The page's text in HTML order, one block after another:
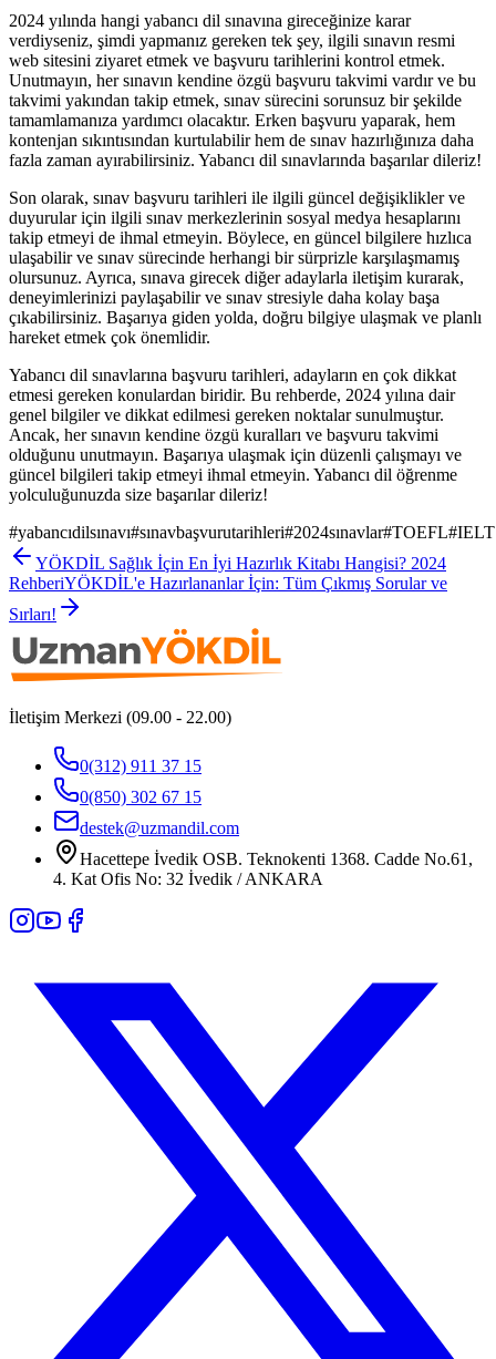
2024 yılında hangi yabancı dil sınavına gireceğinize karar
verdiyseniz, şimdi yapmanız gereken tek şey, ilgili sınavın resmi
web sitesini ziyaret etmek ve başvuru tarihlerini kontrol etmek.
Unutmayın, her sınavın kendine özgü başvuru takvimi vardır ve bu
takvimi yakından takip etmek, sınav sürecini sorunsuz bir şekilde
tamamlamanıza yardımcı olacaktır. Erken başvuru yaparak, hem
kontenjan sıkıntısından kurtulabilir hem de sınav hazırlığınıza daha
fazla zaman ayırabilirsiniz. Yabancı dil sınavlarında başarılar dileriz!
Son olarak, sınav başvuru tarihleri ile ilgili güncel değişiklikler ve
duyurular için ilgili sınav merkezlerinin sosyal medya hesaplarını
takip etmeyi de ihmal etmeyin. Böylece, en güncel bilgilere hızlıca
ulaşabilir ve sınav sürecinde herhangi bir sürprizle karşılaşmamış
olursunuz. Ayrıca, sınava girecek diğer adaylarla iletişim kurarak,
deneyimlerinizi paylaşabilir ve sınav stresiyle daha kolay başa
çıkabilirsiniz. Başarıya giden yolda, doğru bilgiye ulaşmak ve planlı
hareket etmek çok önemlidir.
Yabancı dil sınavlarına başvuru tarihleri, adayların en çok dikkat
etmesi gereken konulardan biridir. Bu rehberde, 2024 yılına dair
genel bilgiler ve dikkat edilmesi gereken noktalar sunulmuştur.
Ancak, her sınavın kendine özgü kuralları ve başvuru takvimi
olduğunu unutmayın. Başarıya ulaşmak için düzenli çalışmayı ve
güncel bilgileri takip etmeyi ihmal etmeyin. Yabancı dil öğrenme
yolculuğunuzda size başarılar dileriz!
#yabancıdilsınavı#sınavbaşvurutarihleri#2024sınavlar#TOEFL#
YÖKDİL Sağlık İçin En İyi Hazırlık Kitabı Hangisi? 2024
RehberiYÖKDİL'e Hazırlananlar İçin: Tüm Çıkmış Sorular ve
Sırları!
İletişim Merkezi (09.00 - 22.00)
0(312) 911 37 15
0(850) 302 67 15
destek@uzmandil.com
Hacettepe İvedik OSB. Teknokenti 1368. Cadde No.61,
4. Kat Ofis No: 32 İvedik / ANKARA